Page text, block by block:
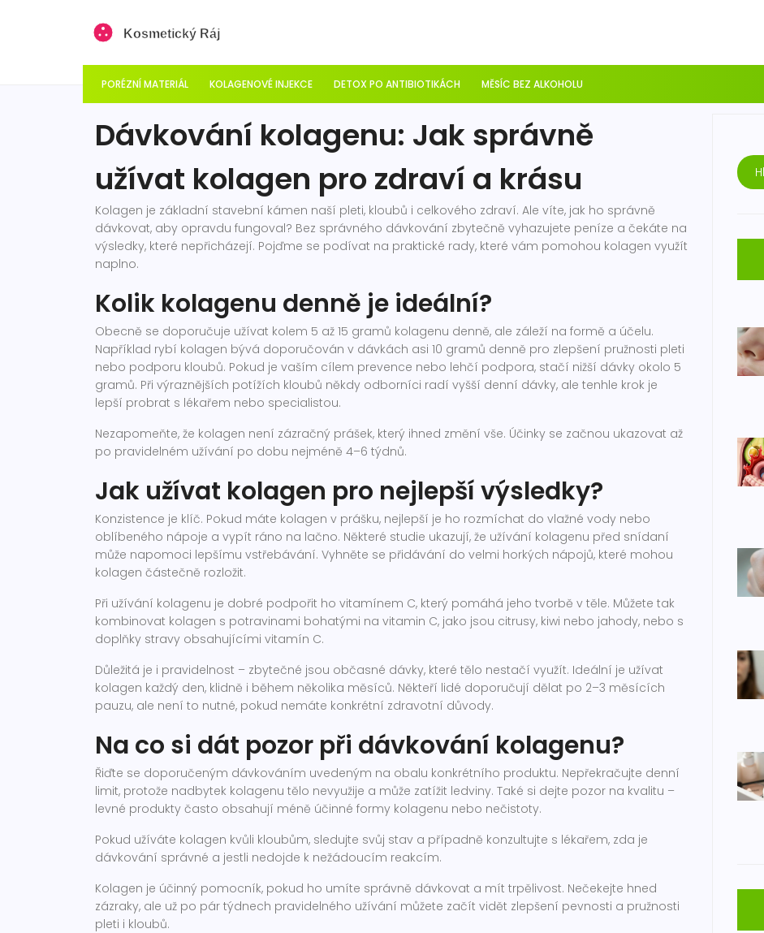
PORÉZNÍ MATERIÁL KOLAGENOVÉ INJEKCE DETOX PO ANTIBIOTIKÁCH MĚSÍC BEZ ALKOHOLU
Dávkování kolagenu: Jak správně
užívat kolagen pro zdraví a krásu
Kolagen je základní stavební kámen naší pleti, kloubů i celkového zdraví. Ale víte, jak ho správně
dávkovat, aby opravdu fungoval? Bez správného dávkování zbytečně vyhazujete peníze a čekáte na
výsledky, které nepřicházejí. Pojďme se podívat na praktické rady, které vám pomohou kolagen využít
naplno.
Kolik kolagenu denně je ideální?
Obecně se doporučuje užívat kolem 5 až 15 gramů kolagenu denně, ale záleží na formě a účelu.
Například rybí kolagen bývá doporučován v dávkách asi 10 gramů denně pro zlepšení pružnosti pleti
nebo podporu kloubů. Pokud je vaším cílem prevence nebo lehčí podpora, stačí nižší dávky okolo 5
gramů. Při výraznějších potížích kloubů někdy odborníci radí vyšší denní dávky, ale tenhle krok je
lepší probrat s lékařem nebo specialistou.
Nezapomeňte, že kolagen není zázračný prášek, který ihned změní vše. Účinky se začnou ukazovat až
po pravidelném užívání po dobu nejméně 4–6 týdnů.
Jak užívat kolagen pro nejlepší výsledky?
Konzistence je klíč. Pokud máte kolagen v prášku, nejlepší je ho rozmíchat do vlažné vody nebo
oblíbeného nápoje a vypít ráno na lačno. Některé studie ukazují, že užívání kolagenu před snídaní
může napomoci lepšímu vstřebávání. Vyhněte se přidávání do velmi horkých nápojů, které mohou
kolagen částečně rozložit.
Při užívání kolagenu je dobré podpořit ho vitamínem C, který pomáhá jeho tvorbě v těle. Můžete tak
kombinovat kolagen s potravinami bohatými na vitamin C, jako jsou citrusy, kiwi nebo jahody, nebo s
doplňky stravy obsahujícími vitamín C.
Důležitá je i pravidelnost – zbytečné jsou občasné dávky, které tělo nestačí využít. Ideální je užívat
kolagen každý den, klidně i během několika měsíců. Někteří lidé doporučují dělat po 2–3 měsících
pauzu, ale není to nutné, pokud nemáte konkrétní zdravotní důvody.
Na co si dát pozor při dávkování kolagenu?
Řiďte se doporučeným dávkováním uvedeným na obalu konkrétního produktu. Nepřekračujte denní
limit, protože nadbytek kolagenu tělo nevyužije a může zatížit ledviny. Také si dejte pozor na kvalitu –
levné produkty často obsahují méně účinné formy kolagenu nebo nečistoty.
Pokud užíváte kolagen kvůli kloubům, sledujte svůj stav a případně konzultujte s lékařem, zda je
dávkování správné a jestli nedojde k nežádoucím reakcím.
Kolagen je účinný pomocník, pokud ho umíte správně dávkovat a mít trpělivost. Nečekejte hned
zázraky, ale už po pár týdnech pravidelného užívání můžete začít vidět zlepšení pevnosti a pružnosti
pleti i kloubů.